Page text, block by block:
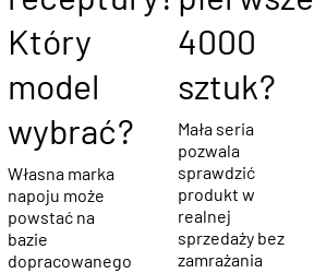
Który
model
wybrać?
Własna marka
napoju może
powstać na
bazie
dopracowanego
4000
sztuk?
Mała seria
pozwala
sprawdzić
produkt w
realnej
sprzedaży bez
zamrażania